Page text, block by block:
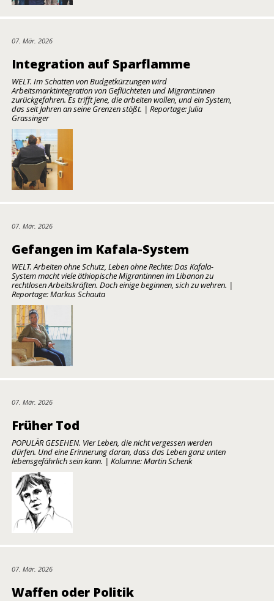
07. Mär. 2026
Integration auf Sparflamme
WELT. Im Schatten von Budgetkürzungen wird
Arbeitsmarktintegration von Geflüchteten und Migrant:innen
zurückgefahren. Es trifft jene, die arbeiten wollen, und ein System,
das seit Jahren an seine Grenzen stößt. | Reportage: Julia
Grassinger
07. Mär. 2026
Gefangen im Kafala-System
WELT. Arbeiten ohne Schutz, Leben ohne Rechte: Das Kafala-
System macht viele äthiopische Migrantinnen im Libanon zu
rechtlosen Arbeitskräften. Doch einige beginnen, sich zu wehren. |
Reportage: Markus Schauta
07. Mär. 2026
Früher Tod
POPULÄR GESEHEN. Vier Leben, die nicht vergessen werden
dürfen. Und eine Erinnerung daran, dass das Leben ganz unten
lebensgefährlich sein kann. | Kolumne: Martin Schenk
07. Mär. 2026
Waffen oder Politik